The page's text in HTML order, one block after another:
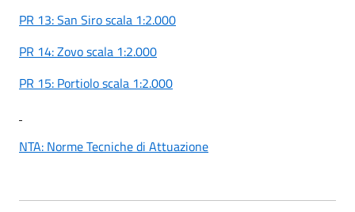
PR 13: San Siro scala 1:2.000
PR 14: Zovo scala 1:2.000
PR 15: Portiolo scala 1:2.000
NTA: Norme Tecniche di Attuazione